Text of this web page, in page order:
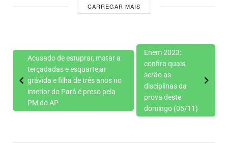
CARREGAR MAIS
Acusado de estuprar, matar a
terçadadas e esquartejar
grávida e filha de três anos no
interior do Pará é preso pela
PM do AP
Enem 2023:
confira quais
serão as
disciplinas da
prova deste
domingo (05/11)